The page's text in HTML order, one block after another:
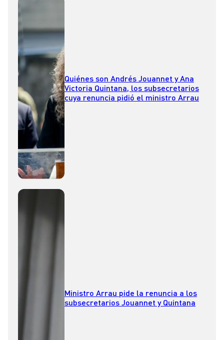
Quiénes son Andrés Jouannet y Ana
Victoria Quintana, los subsecretarios
cuya renuncia pidió el ministro Arrau
Ministro Arrau pide la renuncia a los
subsecretarios Jouannet y Quintana